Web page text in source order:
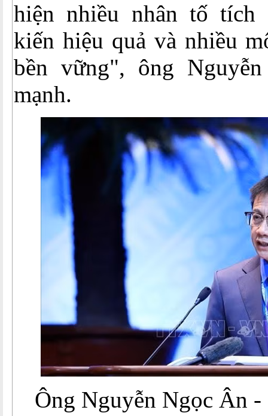
hiện nhiều nhân tố tích
kiến hiệu quả và nhiều
bền vững", ông
mạnh.
Ông Nguyễn Ngọc Ân